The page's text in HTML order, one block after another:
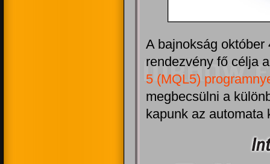
A bajnokság október
rendezvény fő célja
5 (MQL5)
megbecsülni a
kapunk az automata